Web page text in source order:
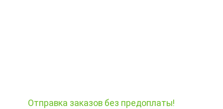
Отправка заказов без предоплаты!